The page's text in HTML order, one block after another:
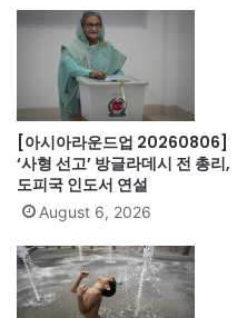
[아시아라운드업 20260806]
‘사형 선고’ 방글라데시 전 총리,
도피국 인도서 연설
August 6, 2026